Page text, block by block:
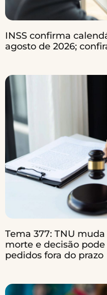
INSS confirma
agosto de 2026;
Tema 377: TNU
morte e decisão
pedidos fora do prazo